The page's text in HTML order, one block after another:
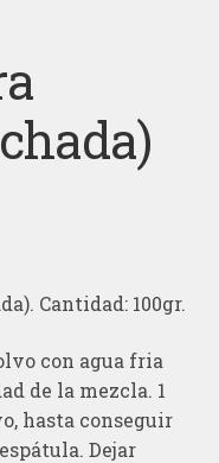
Cantidad: 100gr.
con agua fria
de la mezcla. 1
hasta conseguir
Dejar